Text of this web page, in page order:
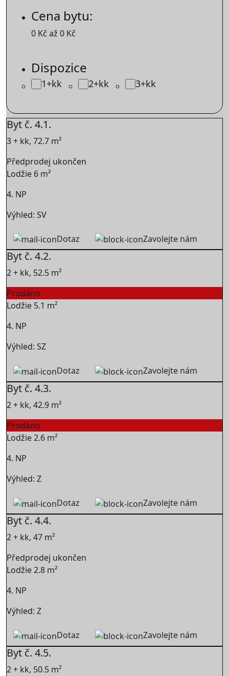
Cena bytu:
0 Kč až 0 Kč
Dispozice
1+kk 2+kk 3+kk
Byt č. 4.1.
3 + kk, 72.7 m²
Předprodej ukončen
Lodžie 6 m²
4. NP
Výhled: SV
Dotaz Zavolejte nám
Byt č. 4.2.
2 + kk, 52.5 m²
Prodáno
Lodžie 5.1 m²
4. NP
Výhled: SZ
Dotaz Zavolejte nám
Byt č. 4.3.
2 + kk, 42.9 m²
Prodáno
Lodžie 2.6 m²
4. NP
Výhled: Z
Dotaz Zavolejte nám
Byt č. 4.4.
2 + kk, 47 m²
Předprodej ukončen
Lodžie 2.8 m²
4. NP
Výhled: Z
Dotaz Zavolejte nám
Byt č. 4.5.
2 + kk, 50.5 m²